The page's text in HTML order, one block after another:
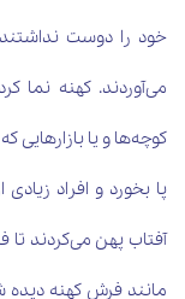
خود را دوست
می‌آوردند. کهنه نما
کوچه‌ها و یا
پا بخورد و افراد
آفتاب پهن می‌کردند
مانند فرش کهنه دیده